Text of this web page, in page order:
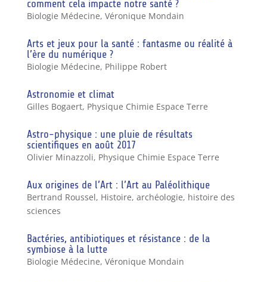
comment cela impacte notre santé ?
Biologie Médecine, Véronique Mondain
Arts et jeux pour la santé : fantasme ou réalité à
l’ère du numérique ?
Biologie Médecine, Philippe Robert
Astronomie et climat
Gilles Bogaert, Physique Chimie Espace Terre
Astro-physique : une pluie de résultats
scientifiques en août 2017
Olivier Minazzoli, Physique Chimie Espace Terre
Aux origines de l’Art : l’Art au Paléolithique
Bertrand Roussel, Histoire, archéologie, histoire des
sciences
Bactéries, antibiotiques et résistance : de la
symbiose à la lutte
Biologie Médecine, Véronique Mondain